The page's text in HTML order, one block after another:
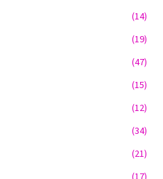
(14)
(19)
(47)
(15)
(12)
(34)
(21)
(17)